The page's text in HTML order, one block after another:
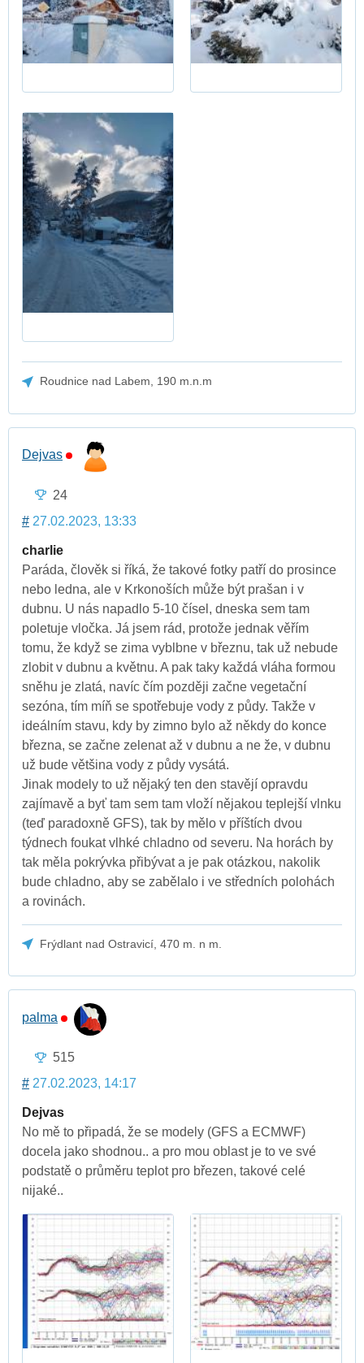
Roudnice nad Labem, 190 m.n.m
Dejvas
24
# 27.02.2023, 13:33
charlie
Paráda, člověk si říká, že takové fotky patří do prosince
nebo ledna, ale v Krkonoších může být prašan i v
dubnu. U nás napadlo 5-10 čísel, dneska sem tam
poletuje vločka. Já jsem rád, protože jednak věřím
tomu, že když se zima vyblbne v březnu, tak už nebude
zlobit v dubnu a květnu. A pak taky každá vláha formou
sněhu je zlatá, navíc čím později začne vegetační
sezóna, tím míň se spotřebuje vody z půdy. Takže v
ideálním stavu, kdy by zimno bylo až někdy do konce
března, se začne zelenat až v dubnu a ne že, v dubnu
už bude většina vody z půdy vysátá.
Jinak modely to už nějaký ten den stavějí opravdu
zajímavě a byť tam sem tam vloží nějakou teplejší vlnku
(teď paradoxně GFS), tak by mělo v příštích dvou
týdnech foukat vlhké chladno od severu. Na horách by
tak měla pokrývka přibývat a je pak otázkou, nakolik
bude chladno, aby se zabělalo i ve středních polohách
a rovinách.
Frýdlant nad Ostravicí, 470 m. n m.
palma
515
# 27.02.2023, 14:17
Dejvas
No mě to připadá, že se modely (GFS a ECMWF)
docela jako shodnou.. a pro mou oblast je to ve své
podstatě o průměru teplot pro březen, takové celé
nijaké..